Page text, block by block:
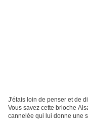
J'étais loin de penser et de
Vous savez cette brioche
cannelée qui lui donne une